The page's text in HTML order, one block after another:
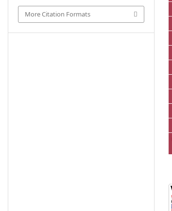
More Citation Formats